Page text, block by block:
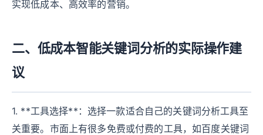
实现低成本、高效率的营销。
二、低成本智能关键词分析的实际操作建
议
1. **工具选择**：选择一款适合自己的关键词分析工具至
关重要。市面上有很多免费或付费的工具，如百度关键词